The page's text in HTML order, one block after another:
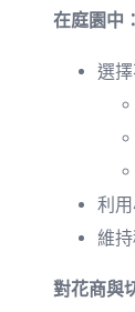
在庭園中：
選
利
維
對花商與